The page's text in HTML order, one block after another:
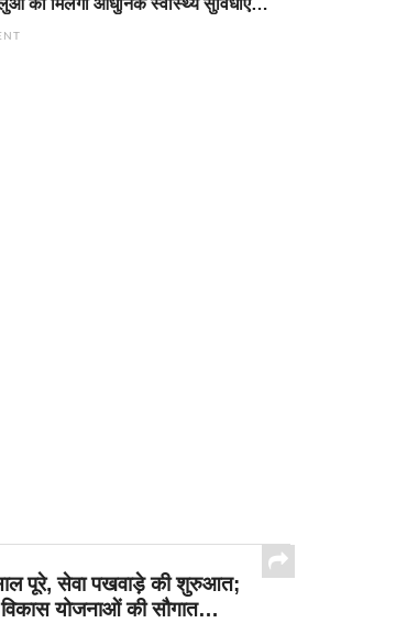
को मिलेंगी आधुनिक स्वास्थ्य सुविधाएं…
पूरे, सेवा पखवाड़े की शुरुआत;
योजनाओं की सौगात…